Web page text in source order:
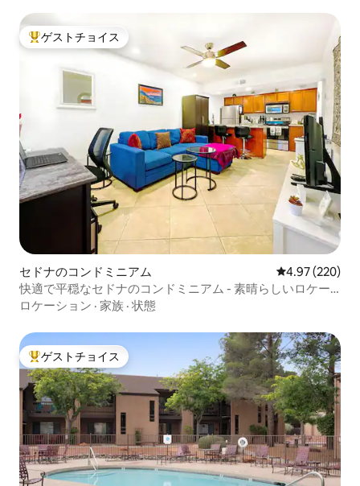
大好評のゲストチョイスです。
ゲストチョイス
セドナのコンドミニアム レビュー220
4.97 (220)
快適で平穏なセドナのコンドミニアム - 素晴らしいロケー
ション
ロケーション · 家族 · 状態
大好評のゲストチョイスです。
ゲストチョイス